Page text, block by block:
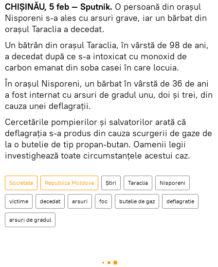
CHIȘINĂU, 5 feb — Sputnik. O persoană din orașul
Nisporeni s-a ales cu arsuri grave, iar un bărbat din
orașul Taraclia a decedat.
Un bătrân din orașul Taraclia, în vârstă de 98 de ani,
a decedat după ce s-a intoxicat cu monoxid de
carbon emanat din soba casei în care locuia.
În orașul Nisporeni, un bărbat în vârstă de 36 de ani
a fost internat cu arsuri de gradul unu, doi și trei, din
cauza unei deflagrații.
Cercetările pompierilor și salvatorilor arată că
deflagrația s-a produs din cauza scurgerii de gaze de
la o butelie de tip propan-butan. Oamenii legii
investighează toate circumstanțele acestui caz.
Societate Republica Moldova Știri Taraclia Nisporeni
victime decedat arsuri foc butelie de gaz deflagratie
arsuri de gradul